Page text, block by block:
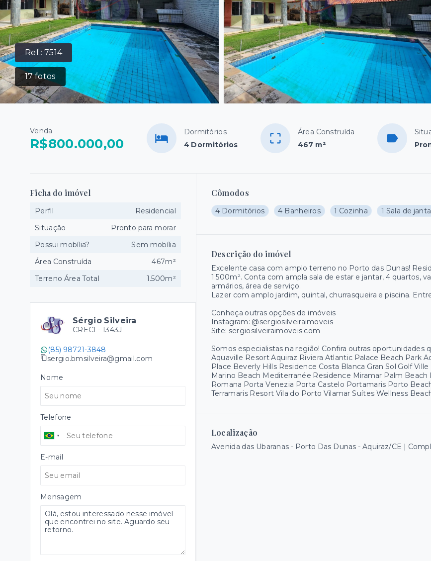
Ref.:7514
17fotos
Venda
R$800.000,00
Dormitórios
4 Dormitórios
Área Construída
467 m²
Cômodos
4 Dormitórios 4 Banheiros 1 Cozinha 1 Sala de
Descrição do imóvel
Excelente casa com amplo terreno no Porto das Dunas!
1.500m². Conta com ampla sala de estar e jantar, 4 quartos,
armários, área de serviço.
Lazer com amplo jardim, quintal, churrasqueira e piscina.
Conheça outras opções de imóveis
Instagram: @sergiosilveiraimoveis
Site: sergiosilveiraimoveis.com
Somos especialistas na região! Confira outras
Aquaville Resort Aquiraz Riviera Atlantic Palace Beach Park
Place Beverly Hills Residence Costa Blanca Gran Sol Golf
Marino Beach Mediterranée Residence Miramar Palm
Romana Porta Venezia Porta Castelo Portamaris Porto
Terramaris Resort Vila do Porto Vilamar Suítes Wellness
Localização
Avenida das Ubaranas - Porto Das Dunas - Aquiraz/CE |
Ficha do imóvel
Perfil
Residencial
Situação
Pronto para morar
Possui mobília?
Sem mobília
Área Construída
467m²
Terreno Área Total
1.500m²
Sérgio Silveira
CRECI - 1343J
(85) 98721-3848
sergio.bmsilveira@gmail.com
Nome
Telefone
E-mail
Mensagem